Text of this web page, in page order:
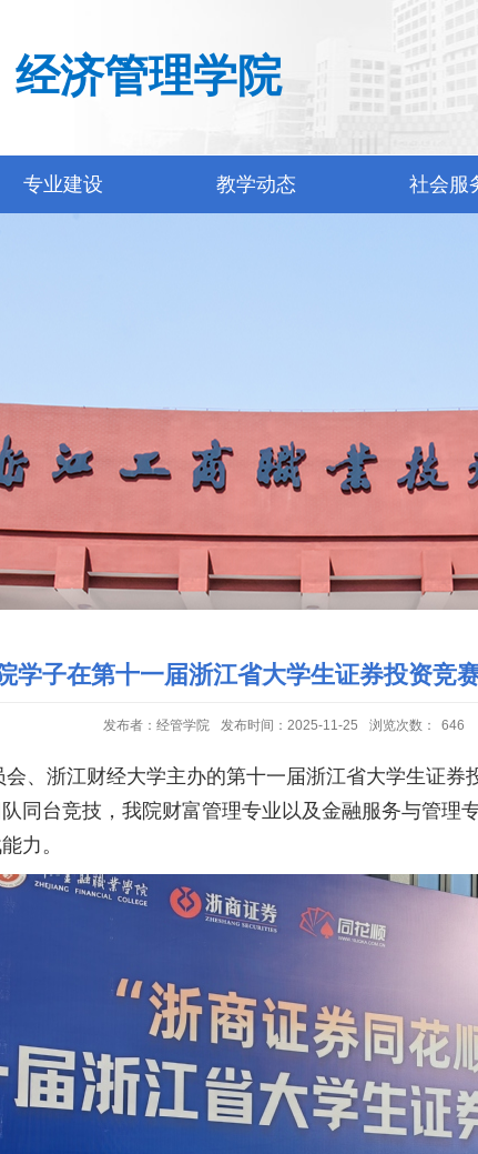
经济管理学院
专业建设 教学动态 社会服
学子在第十一届浙江省大学生证券投资竞
发布者：经管学院 发布时间：2025-11-25 浏览次数： 646
会、 浙江财经大学主办的第十一届浙江省大学生证券
同台竞技，我院财富管理专业以及金融服务与管理
力。